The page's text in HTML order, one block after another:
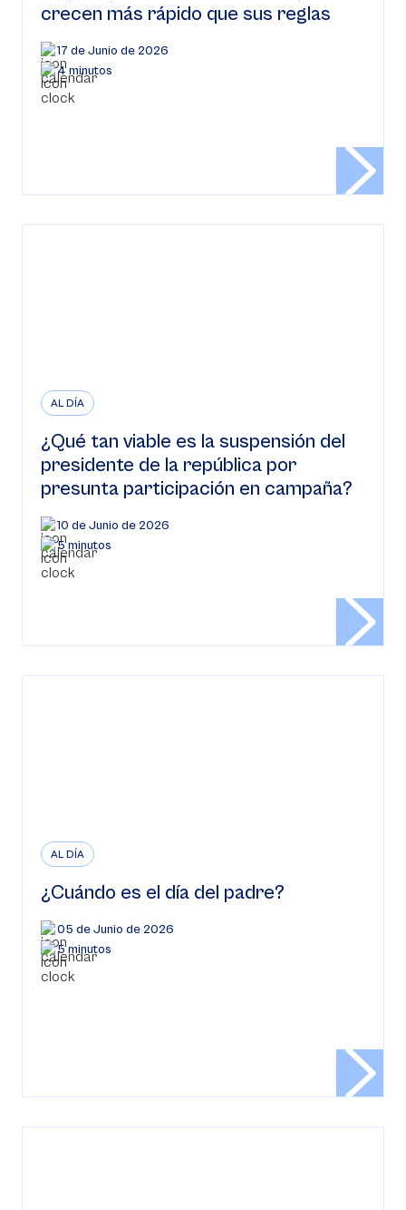
crecen más rápido que sus reglas
17 de Junio de 2026
4 minutos
AL DÍA
¿Qué tan viable es la suspensión del
presidente de la república por
presunta participación en campaña?
10 de Junio de 2026
5 minutos
AL DÍA
¿Cuándo es el día del padre?
05 de Junio de 2026
5 minutos